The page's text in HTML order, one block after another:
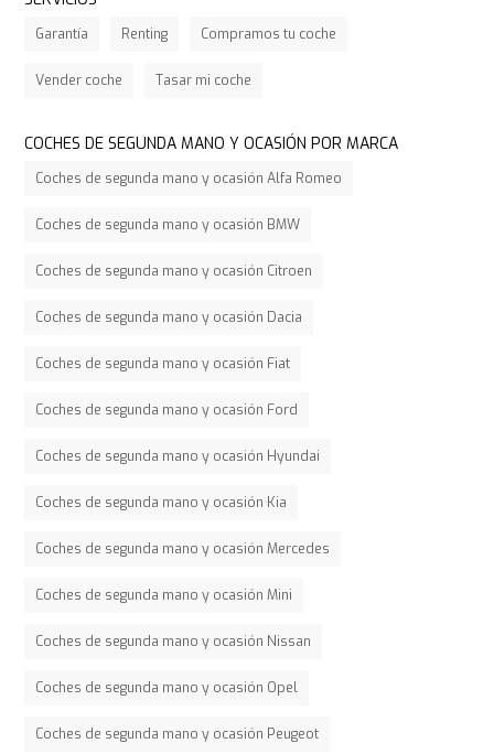
Garantía Renting Compramos tu coche
Vender coche Tasar mi coche
COCHES DE SEGUNDA MANO Y OCASIÓN POR MARCA
Coches de segunda mano y ocasión Alfa Romeo
Coches de segunda mano y ocasión BMW
Coches de segunda mano y ocasión Citroen
Coches de segunda mano y ocasión Dacia
Coches de segunda mano y ocasión Fiat
Coches de segunda mano y ocasión Ford
Coches de segunda mano y ocasión Hyundai
Coches de segunda mano y ocasión Kia
Coches de segunda mano y ocasión Mercedes
Coches de segunda mano y ocasión Mini
Coches de segunda mano y ocasión Nissan
Coches de segunda mano y ocasión Opel
Coches de segunda mano y ocasión Peugeot